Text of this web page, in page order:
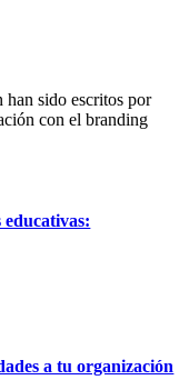
han sido escritos por
con el branding
a tu organización